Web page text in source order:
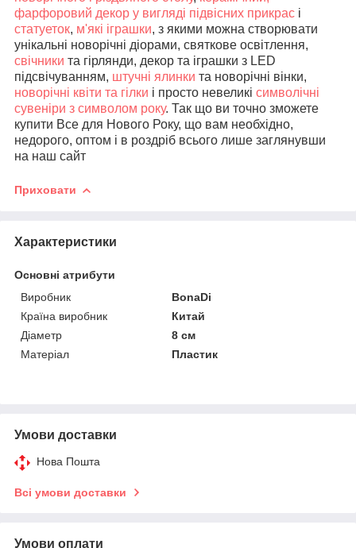
фарфоровий декор у вигляді підвісних прикрас і
статуеток, м'які іграшки, з якими можна створювати
унікальні новорічні діорами, святкове освітлення,
свічники та гірлянди, декор та іграшки з LED
підсвічуванням, штучні ялинки та новорічні вінки,
новорічні квіти та гілки і просто невеликі символічні
сувеніри з символом року. Так що ви точно зможете
купити Все для Нового Року, що вам необхідно,
недорого, оптом і в роздріб всього лише заглянувши
на наш сайт
Приховати
Характеристики
Основні атрибути
Виробник
BonaDi
Країна виробник
Китай
Діаметр
8 см
Матеріал
Пластик
Умови доставки
Нова Пошта
Всі умови доставки
Умови оплати